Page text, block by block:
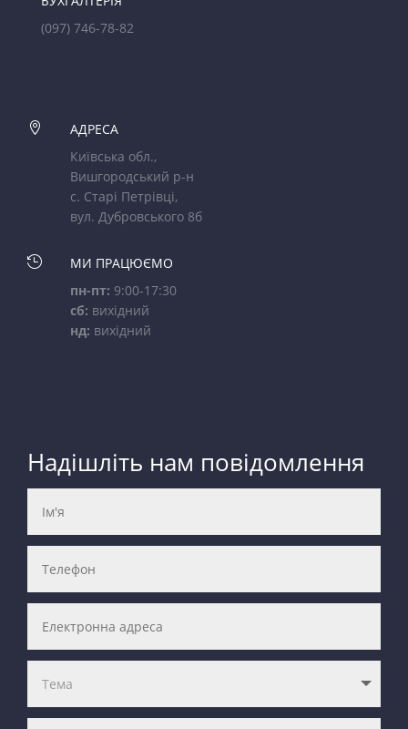
(097) 746-78-82

АДРЕСА
Київська обл.,
Вишгородський р-н
с. Старі Петрівці,
вул. Дубровського 8б

МИ ПРАЦЮЄМО
пн-пт: 9:00-17:30
сб: вихідний
нд: вихідний
Надішліть нам повідомлення